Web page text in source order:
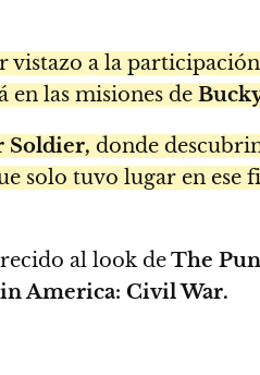
vistazo a la
en las misiones de
Soldier, donde
solo tuvo lugar en ese
al look deThe
America: Civil War.